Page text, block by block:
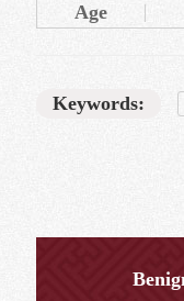
Age
Keywords: